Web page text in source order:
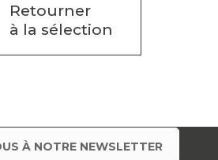
Retourner
à la sélection
À NOTRE NEWSLETTER